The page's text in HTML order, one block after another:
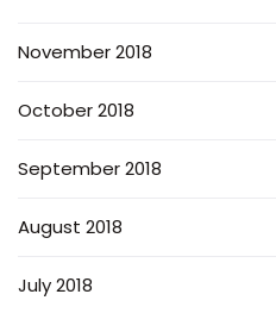
November 2018
October 2018
September 2018
August 2018
July 2018